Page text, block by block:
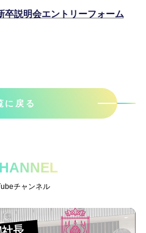
卒説明会エントリーフォーム
に戻る
チャンネル